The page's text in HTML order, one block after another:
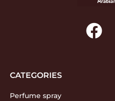
CATEGORIES
Perfume spray